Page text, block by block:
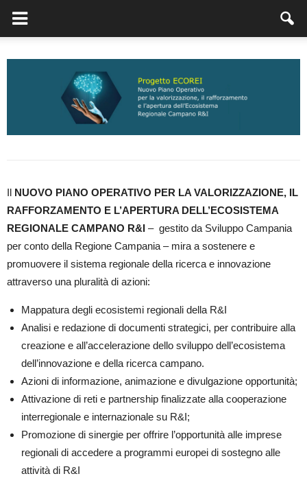
NUOVO PIANO OPERATIVO PER LA VALORIZZAZIONE, IL
RAFFORZAMENTO E L’APERTURA DELL’ECOSISTEMA
REGIONALE CAMPANO R&I – gestito da Sviluppo Campania
per conto della Regione Campania – mira a sostenere e
promuovere il sistema regionale della ricerca e innovazione
attraverso una pluralità di azioni:
Mappatura degli ecosistemi regionali della R&I
Analisi e redazione di documenti strategici, per contribuire alla
creazione e all’accelerazione dello sviluppo dell’ecosistema
dell’innovazione e della ricerca campano.
Azioni di informazione, animazione e divulgazione opportunità;
Attivazione di reti e partnership finalizzate alla cooperazione
interregionale e internazionale su R&I;
Promozione di sinergie per offrire l’opportunità alle imprese
regionali di accedere a programmi europei di sostegno alle
attività di R&I